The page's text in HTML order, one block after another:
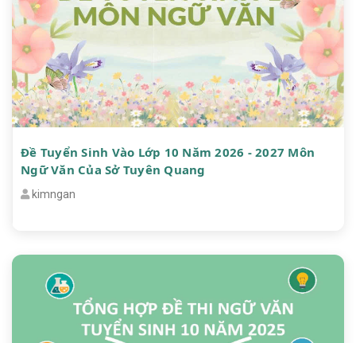
Đề Tuyển Sinh Vào Lớp 10 Năm 2026 - 2027 Môn
Ngữ Văn Của Sở Tuyên Quang
kimngan